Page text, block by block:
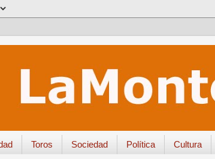
Toros Sociedad Política Cultura